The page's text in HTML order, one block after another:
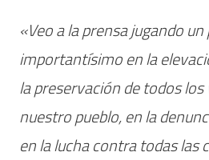
«Veo a la prensa jugando un
importantísimo en la
la preservación de todos
nuestro pueblo, en la
en la lucha contra todas las